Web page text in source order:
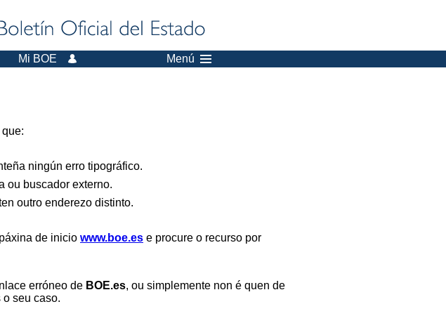
Mi BOE Menú
ningún erro tipográfico.
ou buscador externo.
outro enderezo distinto.
de inicio www.boe.es e procure o recurso por
erróneo de BOE.es, ou simplemente non é quen de
seu caso.